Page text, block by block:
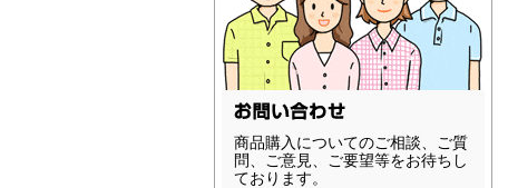
商品購入についてのご相談、ご質
問、ご意見、ご要望等をお待ちし
ております。